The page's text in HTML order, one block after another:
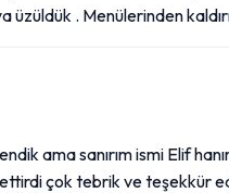
. Menülerinden
ama sanırım ismi Elif
çok tebrik ve teşekkür